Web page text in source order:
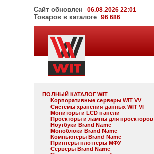
Сайт обновлен 06.08.2026 22:01
Товаров в каталоге96 686
ПОЛНЫЙ КАТАЛОГ WIT
Корпоративные серверы WIT VV
Системы хранения данных WIT VI
Мониторы и LCD панели
Проекторы и лампы для проекторов
Ноутбуки Brand Name
Моноблоки Brand Name
Компьютеры Brand Name
Принтеры плоттеры МФУ
Серверы Brand Name